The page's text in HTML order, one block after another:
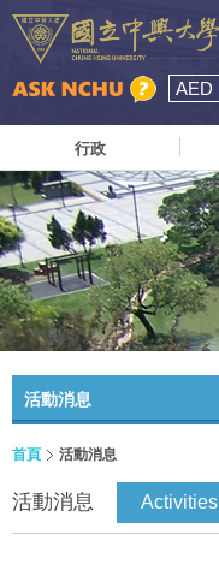
AED
行政
活動消息
首頁 活動消息
活動消息 Activities